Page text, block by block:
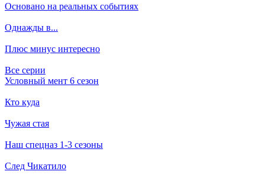
Основано на реальных событиях
Однажды в...
Плюс минус интересно
Все серии
Условный мент 6 сезон
Кто куда
Чужая стая
Наш спецназ 1-3 сезоны
След Чикатило